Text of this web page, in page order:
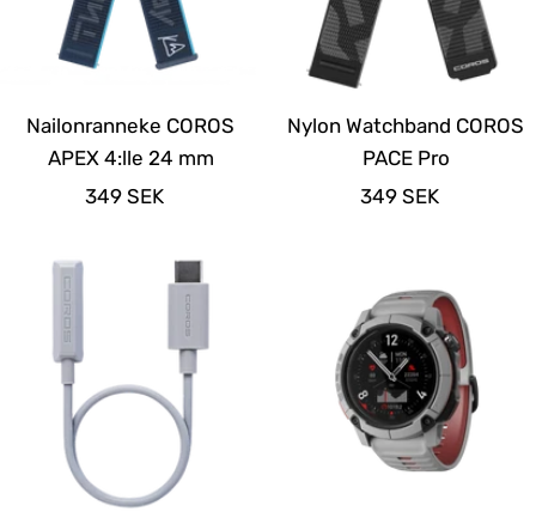
Nailonranneke COROS
APEX 4:lle 24 mm
Alennushinta
349 SEK
Nylon Watchband COROS
PACE Pro
Alennushinta
349 SEK